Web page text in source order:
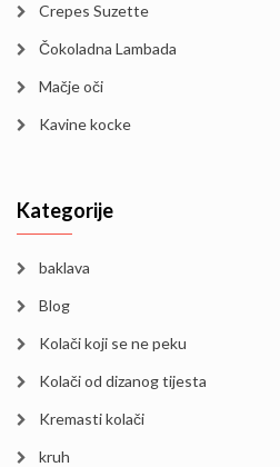
Crepes Suzette
Čokoladna Lambada
Mačje oči
Kavine kocke
Kategorije
baklava
Blog
Kolači koji se ne peku
Kolači od dizanog tijesta
Kremasti kolači
kruh